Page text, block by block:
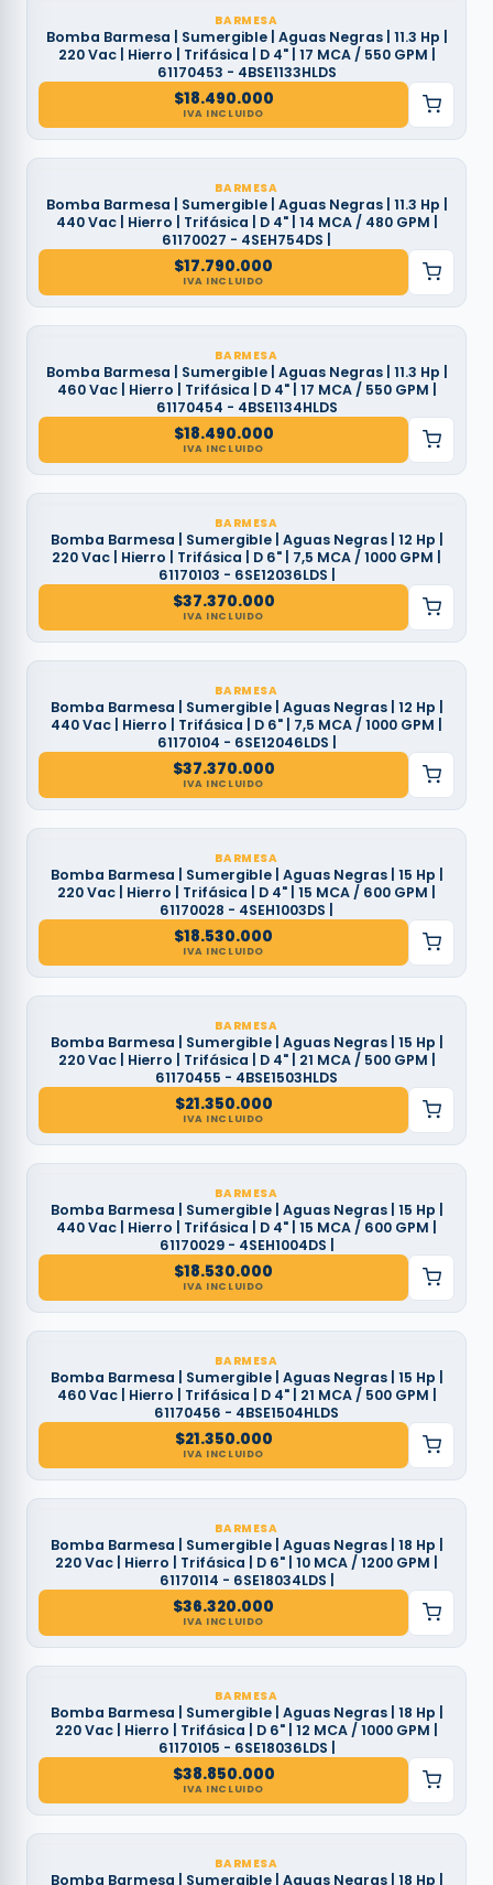
BARMESA
Bomba Barmesa | Sumergible | Aguas Negras | 11.3 Hp |
220 Vac | Hierro | Trifásica | D 4" | 17 MCA / 550 GPM |
61170453 - 4BSE1133HLDS
$18.490.000
IVA INCLUIDO
BARMESA
Bomba Barmesa | Sumergible | Aguas Negras | 11.3 Hp |
440 Vac | Hierro | Trifásica | D 4" | 14 MCA / 480 GPM |
61170027 - 4SEH754DS |
$17.790.000
IVA INCLUIDO
BARMESA
Bomba Barmesa | Sumergible | Aguas Negras | 11.3 Hp |
460 Vac | Hierro | Trifásica | D 4" | 17 MCA / 550 GPM |
61170454 - 4BSE1134HLDS
$18.490.000
IVA INCLUIDO
BARMESA
Bomba Barmesa | Sumergible | Aguas Negras | 12 Hp |
220 Vac | Hierro | Trifásica | D 6" | 7,5 MCA / 1000 GPM |
61170103 - 6SE12036LDS |
$37.370.000
IVA INCLUIDO
BARMESA
Bomba Barmesa | Sumergible | Aguas Negras | 12 Hp |
440 Vac | Hierro | Trifásica | D 6" | 7,5 MCA / 1000 GPM |
61170104 - 6SE12046LDS |
$37.370.000
IVA INCLUIDO
BARMESA
Bomba Barmesa | Sumergible | Aguas Negras | 15 Hp |
220 Vac | Hierro | Trifásica | D 4" | 15 MCA / 600 GPM |
61170028 - 4SEH1003DS |
$18.530.000
IVA INCLUIDO
BARMESA
Bomba Barmesa | Sumergible | Aguas Negras | 15 Hp |
220 Vac | Hierro | Trifásica | D 4" | 21 MCA / 500 GPM |
61170455 - 4BSE1503HLDS
$21.350.000
IVA INCLUIDO
BARMESA
Bomba Barmesa | Sumergible | Aguas Negras | 15 Hp |
440 Vac | Hierro | Trifásica | D 4" | 15 MCA / 600 GPM |
61170029 - 4SEH1004DS |
$18.530.000
IVA INCLUIDO
BARMESA
Bomba Barmesa | Sumergible | Aguas Negras | 15 Hp |
460 Vac | Hierro | Trifásica | D 4" | 21 MCA / 500 GPM |
61170456 - 4BSE1504HLDS
$21.350.000
IVA INCLUIDO
BARMESA
Bomba Barmesa | Sumergible | Aguas Negras | 18 Hp |
220 Vac | Hierro | Trifásica | D 6" | 10 MCA / 1200 GPM |
61170114 - 6SE18034LDS |
$36.320.000
IVA INCLUIDO
BARMESA
Bomba Barmesa | Sumergible | Aguas Negras | 18 Hp |
220 Vac | Hierro | Trifásica | D 6" | 12 MCA / 1000 GPM |
61170105 - 6SE18036LDS |
$38.850.000
IVA INCLUIDO
BARMESA
Bomba Barmesa | Sumergible | Aguas Negras | 18 Hp |